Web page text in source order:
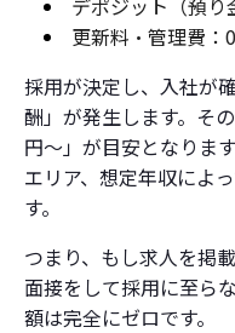
デポジット（預り
更新料・管理費：
採用が決定し、入社が
酬」が発生します。そ
円〜」が目安となりま
エリア、想定年収によ
す。
つまり、もし求人を掲
面接をして採用に至ら
額は完全にゼロです。